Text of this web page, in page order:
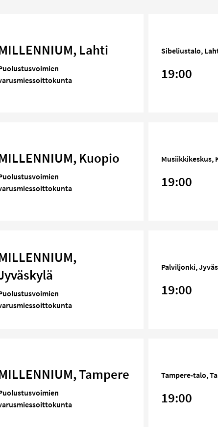
Lahti Sibeliustalo,
19:00
Kuopio Musiikkikeskus,
19:00
Palviljonki,
19:00
Tampere Tampere-talo,
19:00